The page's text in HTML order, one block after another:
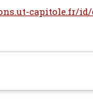
capitole.fr/id/